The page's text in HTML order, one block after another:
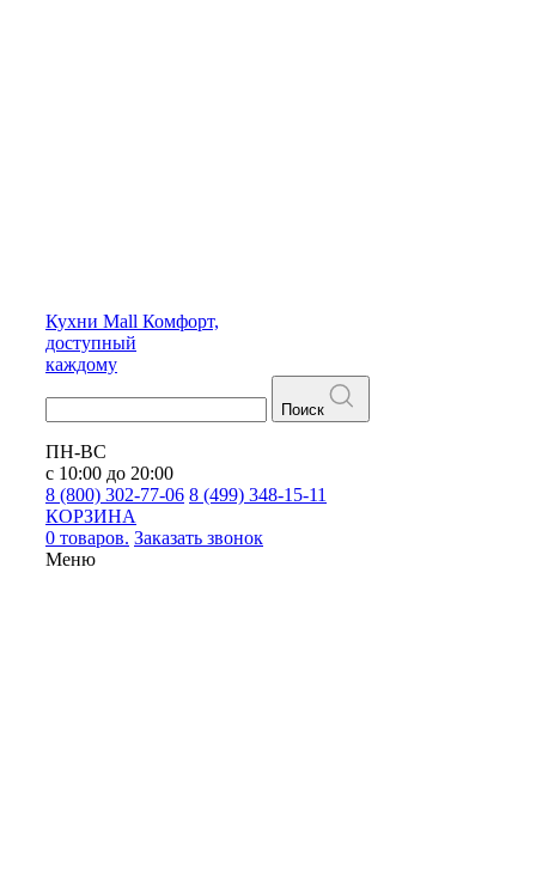
Кухни Mall Комфорт,
доступный
каждому
Поиск
ПН-ВС
с 10:00 до 20:00
8 (800) 302-77-06 8 (499) 348-15-11
КОРЗИНА
0 товаров. Заказать звонок
Меню